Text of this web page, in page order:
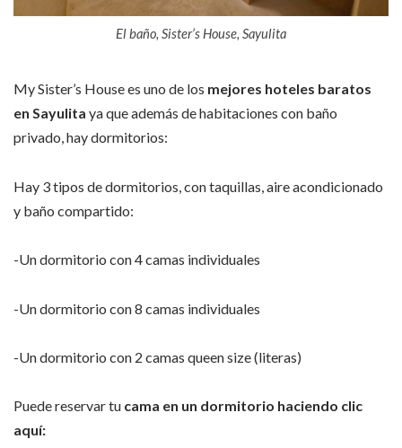
El baño, Sister’s House, Sayulita
My Sister’s House es uno de los mejores hoteles baratos
en Sayulita ya que además de habitaciones con baño
privado, hay dormitorios:
Hay 3 tipos de dormitorios, con taquillas, aire acondicionado
y baño compartido:
-Un dormitorio con 4 camas individuales
-Un dormitorio con 8 camas individuales
-Un dormitorio con 2 camas queen size (literas)
Puede reservar tu cama en un dormitorio haciendo clic
aquí: